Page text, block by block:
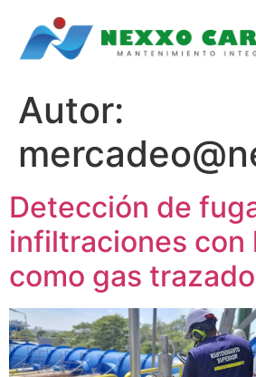
Autor:
Detección de
infiltraciones con
como gas